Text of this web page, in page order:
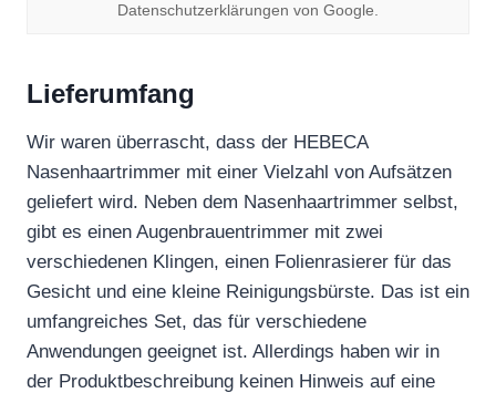
Datenschutzerklärungen von Google.
Lieferumfang
Wir waren überrascht, dass der HEBECA
Nasenhaartrimmer mit einer Vielzahl von Aufsätzen
geliefert wird. Neben dem Nasenhaartrimmer selbst,
gibt es einen Augenbrauentrimmer mit zwei
verschiedenen Klingen, einen Folienrasierer für das
Gesicht und eine kleine Reinigungsbürste. Das ist ein
umfangreiches Set, das für verschiedene
Anwendungen geeignet ist. Allerdings haben wir in
der Produktbeschreibung keinen Hinweis auf eine